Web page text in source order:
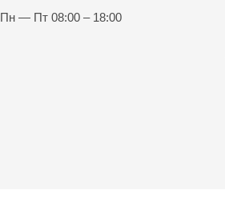
Пн — Пт 08:00 – 18:00